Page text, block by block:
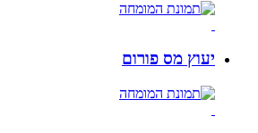
יעוץ מס פורום